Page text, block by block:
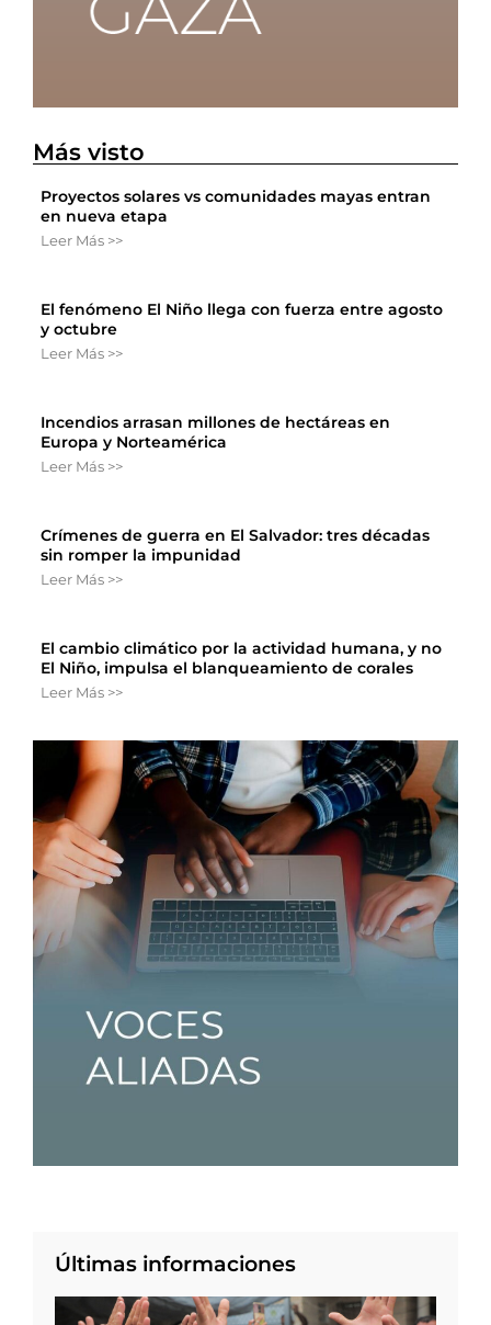
Más visto
Proyectos solares vs comunidades mayas entran
en nueva etapa
Leer Más >>
El fenómeno El Niño llega con fuerza entre agosto
y octubre
Leer Más >>
Incendios arrasan millones de hectáreas en
Europa y Norteamérica
Leer Más >>
Crímenes de guerra en El Salvador: tres décadas
sin romper la impunidad
Leer Más >>
El cambio climático por la actividad humana, y no
El Niño, impulsa el blanqueamiento de corales
Leer Más >>
Últimas informaciones